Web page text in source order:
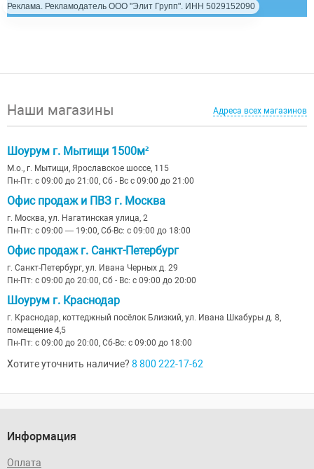
Реклама. Рекламодатель ООО "Элит Групп". ИНН 5029152090
Наши магазины Адреса всех магазинов
Шоурум г. Мытищи 1500м²
М.о., г. Мытищи, Ярославское шоссе, 115
Пн-Пт: с 09:00 до 21:00, Сб - Вс с 09:00 до 21:00
Офис продаж и ПВЗ г. Москва
г. Москва, ул. Нагатинская улица, 2
Пн-Пт: с 09:00 — 19:00, Сб-Вс: с 09:00 до 18:00
Офис продаж г. Санкт-Петербург
г. Санкт-Петербург, ул. Ивана Черных д. 29
Пн-Пт: с 09:00 до 20:00, Сб - Вс: с 09:00 до 20:00
Шоурум г. Краснодар
г. Краснодар, коттеджный посёлок Близкий, ул. Ивана Шкабуры д. 8,
помещение 4,5
Пн-Пт: с 09:00 до 20:00, Сб-Вс: с 09:00 до 18:00
Хотите уточнить наличие? 8 800 222-17-62
Информация
Оплата